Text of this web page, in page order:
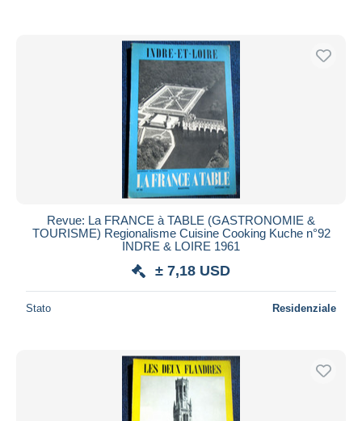
Revue: La FRANCE à TABLE (GASTRONOMIE &
TOURISME) Regionalisme Cuisine Cooking Kuche n°92
INDRE & LOIRE 1961
± 7,18 USD
Stato Residenziale